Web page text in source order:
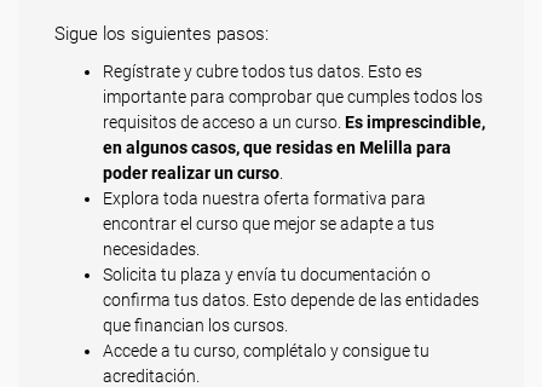
Sigue los siguientes pasos:
Regístrate y cubre todos tus datos. Esto es
importante para comprobar que cumples todos los
requisitos de acceso a un curso. Es imprescindible,
en algunos casos, que residas en Melilla para
poder realizar un curso
Explora toda nuestra oferta formativa para
encontrar el curso que mejor se adapte a tus
necesidades.
Solicita tu plaza y envía tu documentación o
confirma tus datos. Esto depende de las entidades
que financian los cursos.
Accede a tu curso, complétalo y consigue tu
acreditación.